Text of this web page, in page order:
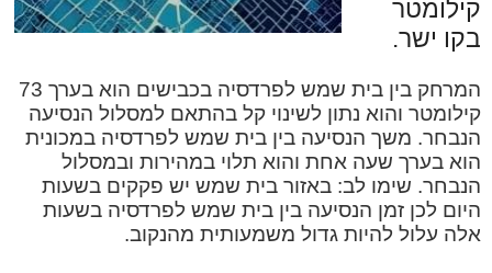
קילומטר
בקו ישר.
המרחק בין בית שמש לפרדסיה בכבישים הוא בערך 73
קילומטר והוא נתון לשינוי קל בהתאם למסלול הנסיעה
הנבחר. משך הנסיעה בין בית שמש לפרדסיה במכונית
הוא בערך שעה אחת והוא תלוי במהירות ובמסלול
הנבחר. שימו לב: באזור בית שמש יש פקקים בשעות
היום לכן זמן הנסיעה בין בית שמש לפרדסיה בשעות
אלה עלול להיות גדול משמעותית מהנקוב.